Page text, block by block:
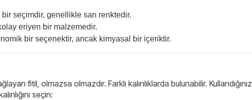
bir seçimdir, genellikle sarı renktedir.
eriyen bir malzemedir.
bir seçenektir, ancak kimyasal bir içeriktir.
fitil, olmazsa olmazdır. Farklı kalınlıklarda bulunabilir. Kullandığınız
seçin: